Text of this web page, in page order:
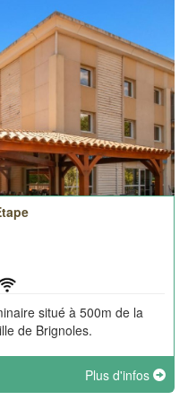
situé à 500m de la
de Brignoles.
Plus d'infos